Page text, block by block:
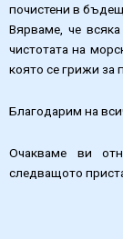
почистени в
Вярваме, че
чистотата на
която се грижи за
Благодарим на
Очакваме ви
следващото